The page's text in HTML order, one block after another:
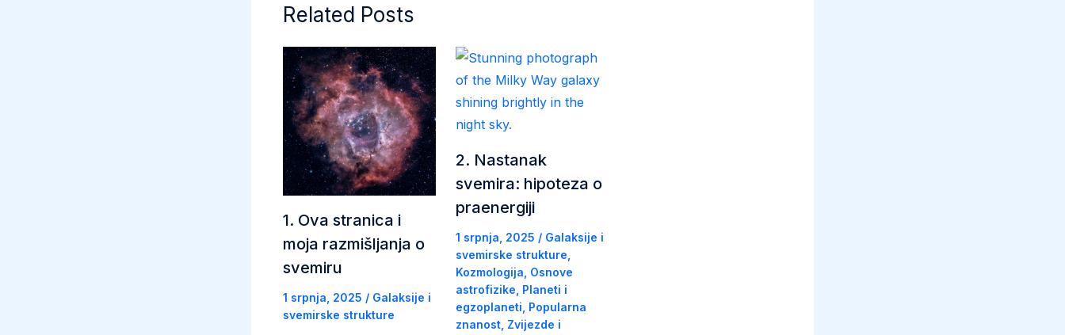
Related Posts
1. Ova stranica i
moja razmišljanja o
svemiru
1 srpnja, 2025 / Galaksije i
svemirske strukture
2. Nastanak
svemira: hipoteza o
praenergiji
1 srpnja, 2025 / Galaksije i
svemirske strukture
Kozmologija Osnove
astrofizike Planeti i
egzoplaneti Popularna
znanost Zvijezde i